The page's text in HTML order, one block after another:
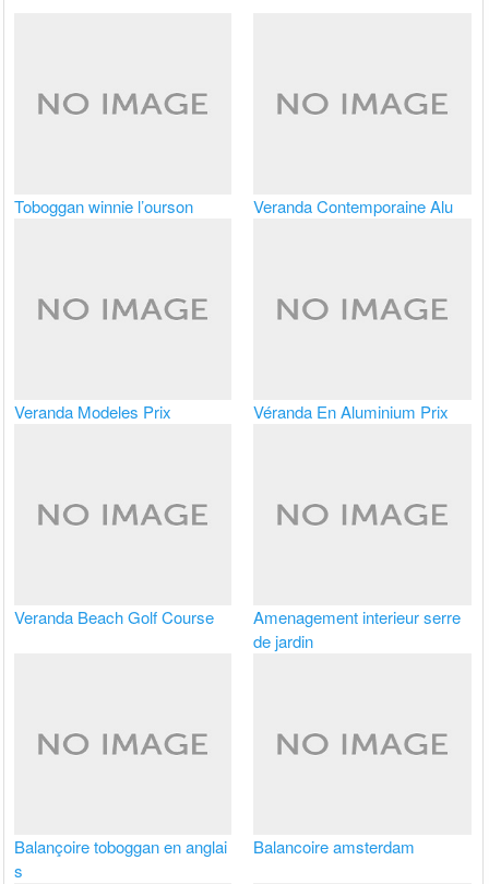
Toboggan winnie l’ourson Veranda Contemporaine Alu
Veranda Modeles Prix Véranda En Aluminium Prix
Veranda Beach Golf Course
Amenagement interieur serre
de jardin
Balançoire toboggan en anglai
s
Balancoire amsterdam